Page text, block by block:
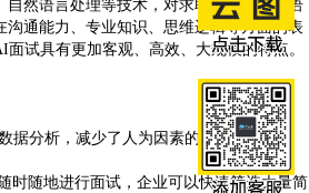
自然语言处理等技术，对求职者的视频、语
沟通能力、专业知识、思维逻辑等方面的表
试具有更加客观、高效、大规模的特点。
据分析，减少了人为因素的影响，使得评
时随地进行面试，企业可以快速筛选大量简